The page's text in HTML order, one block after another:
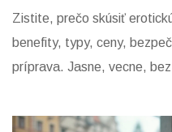
Zistite, prečo skúsiť
benefity, typy, ceny,
príprava. Jasne, vecne, bez